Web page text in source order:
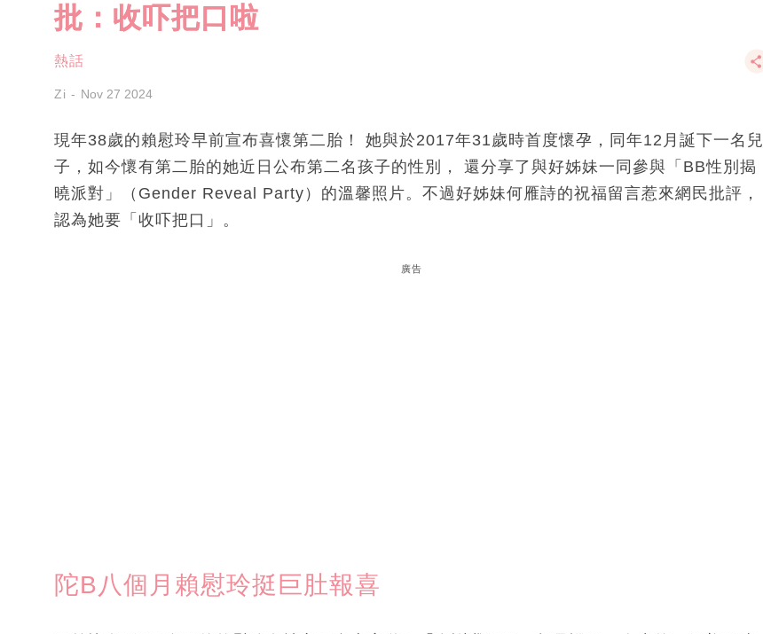
批：收吓把口啦
熱話
Zi Nov 27 2024
現年38歲的賴慰玲早前宣布喜懷第二胎！ 她與於2017年31歲時首度懷孕，同年12月誕下一名兒
子，如今懷有第二胎的她近日公布第二名孩子的性別， 還分享了與好姊妹一同參與「BB性別揭
曉派對」（Gender Reveal Party）的溫馨照片。不過好姊妹何雁詩的祝福留言惹來網民批評，
認為她要「收吓把口」。
廣告
陀B八個月賴慰玲挺巨肚報喜